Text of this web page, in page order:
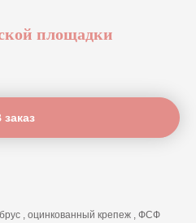
площадки
заказ
, оцинкованный крепеж , ФСФ